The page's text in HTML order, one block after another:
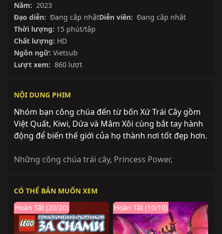
Năm: 2023
Đạo diễn: Đang cập nhậtDiễn viên: Đang cập nhật
Thời lượng: 15 phút/tập
Chất lượng: HD
Ngôn ngữ: Vietsub
Lượt xem: 860 lượt
NỘI DUNG PHIM
Nhóm bạn công chúa đến từ bốn Xứ Trái Cây gồm
Việt Quất, Kiwi, Dứa và Mâm Xôi cùng bắt tay hành
động để biến thế giới của họ thành nơi tốt đẹp hơn.
Những công chúa trái cây, Princess Power,
CÓ THỂ BẢN MUỐN XEM
Hoàn Tất (20/20) Hoàn Tất (10/10)